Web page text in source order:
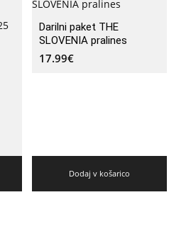
Darilni paket THE
SLOVENIA pralines
17.99€
Dodaj v košarico